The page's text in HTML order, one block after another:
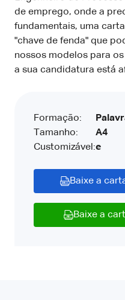
de emprego, onde a
fundamentais, uma
"chave de fenda" que
nossos modelos para
a sua candidatura está
Formação:
Tamanho:
Customizável:
A4
e
Baixe a
Baixe a